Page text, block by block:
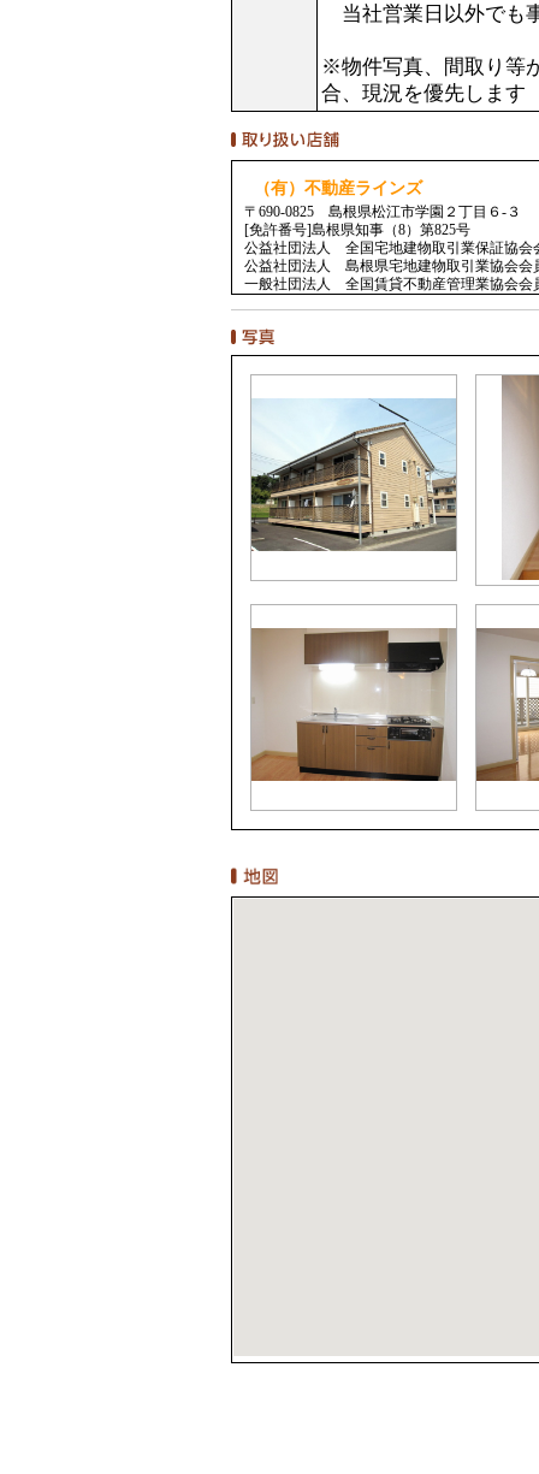
当社営業日以外でも
※物件写真、間取り等
合、現況を優先します
（有）不動産ラインズ
〒690-0825 島根県松江市学園２丁目６-３
[免許番号]島根県知事（8）第825号
公益社団法人 全国宅地建物取引業保証協会
公益社団法人 島根県宅地建物取引業協会会
一般社団法人 全国賃貸不動産管理業協会会